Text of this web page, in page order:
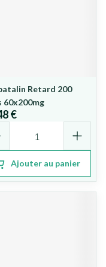
Retard 200
60x200mg
€
Ajouter au panier